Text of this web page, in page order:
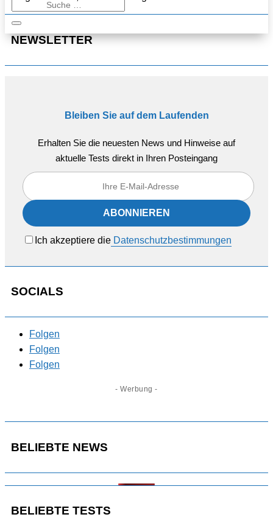
NEWSLETTER
Bleiben Sie auf dem Laufenden
Erhalten Sie die neuesten News und Hinweise auf
aktuelle Tests direkt in Ihren Posteingang
Ich akzeptiere die Datenschutzbestimmungen
SOCIALS
Folgen
Folgen
Folgen
- Werbung -
BELIEBTE NEWS
BELIEBTE TESTS